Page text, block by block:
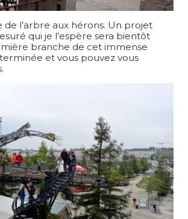
de l’arbre aux hérons. Un projet
qui je l’espère sera bientôt
branche de cet immense
et vous pouvez vous